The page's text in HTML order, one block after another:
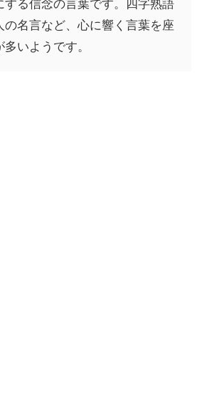
する信念の言葉です。四字熟語
の名言など、心に響く言葉を座
いようです。